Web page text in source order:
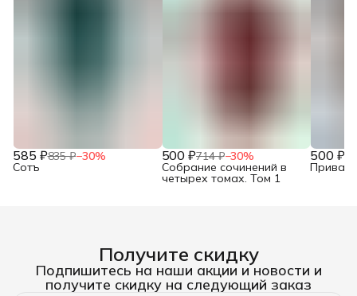
585 ₽835 ₽−30%
Сотъ
500 ₽714 ₽−30%
Собрание сочинений в
четырех томах. Том 1
500 ₽
Получите скидку
Подпишитесь на наши акции и новости и
получите скидку на следующий заказ